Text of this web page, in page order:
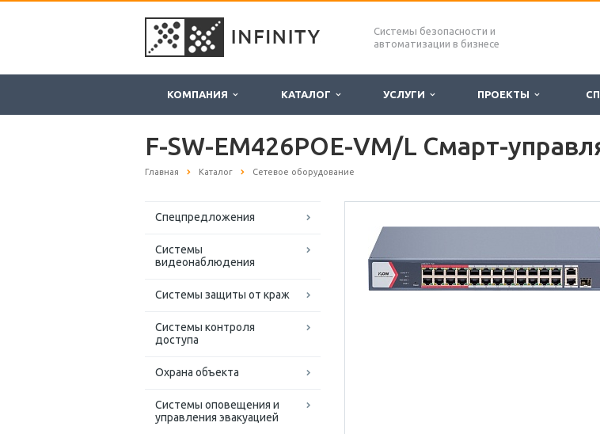
Системы безопасности и
автоматизации в бизнесе
КОМПАНИЯ КАТАЛОГ УСЛУГИ ПРОЕКТЫ
F-SW-EM426POE-VM/L Смарт-
Главная Каталог Сетевое оборудование
Спецпредложения
Системы
видеонаблюдения
Системы защиты от краж
Системы контроля
доступа
Охрана объекта
Системы оповещения и
управления эвакуацией